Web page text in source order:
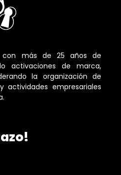
con más de 25 años de
activaciones de marca,
la organización de
actividades empresariales